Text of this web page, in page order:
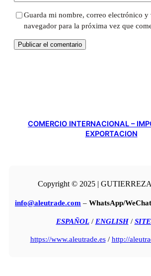
Guarda mi nombre, correo electrónico y
navegador para la próxima vez que
COMERCIO INTERNACIONAL –
EXPORTACION
Copyright © 2025 |
info@aleutrade.com – WhatsApp/
ESPAÑOL/ ENGLISH/
https://www.aleutrade.es/ http://